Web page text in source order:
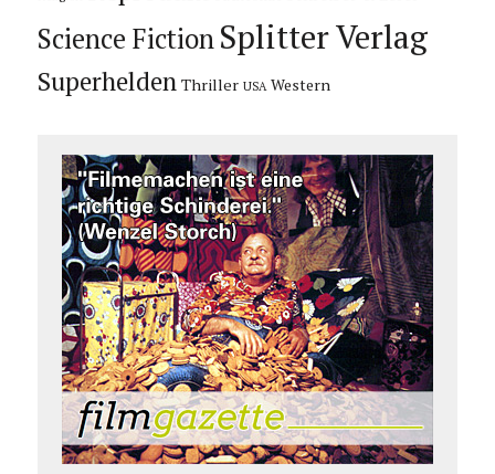
Science Fiction Splitter Verlag
Superhelden Thriller USA Western